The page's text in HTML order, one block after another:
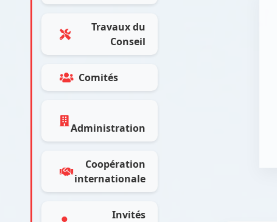
Travaux du
Conseil
Comités
Administration
Coopération
internationale
Invités